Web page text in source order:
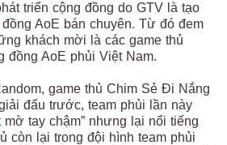
triển cộng đồng do GTV là tạo
AoE bán chuyên. Từ đó đem
khách mời là các game thủ
đồng AoE phủi Việt Nam.
game thủ Chim Sẻ Đi Nắng
đấu trước, team phủi lần này
tay chậm” nhưng lại nổi tiếng
còn lại trong đội hình team phủi